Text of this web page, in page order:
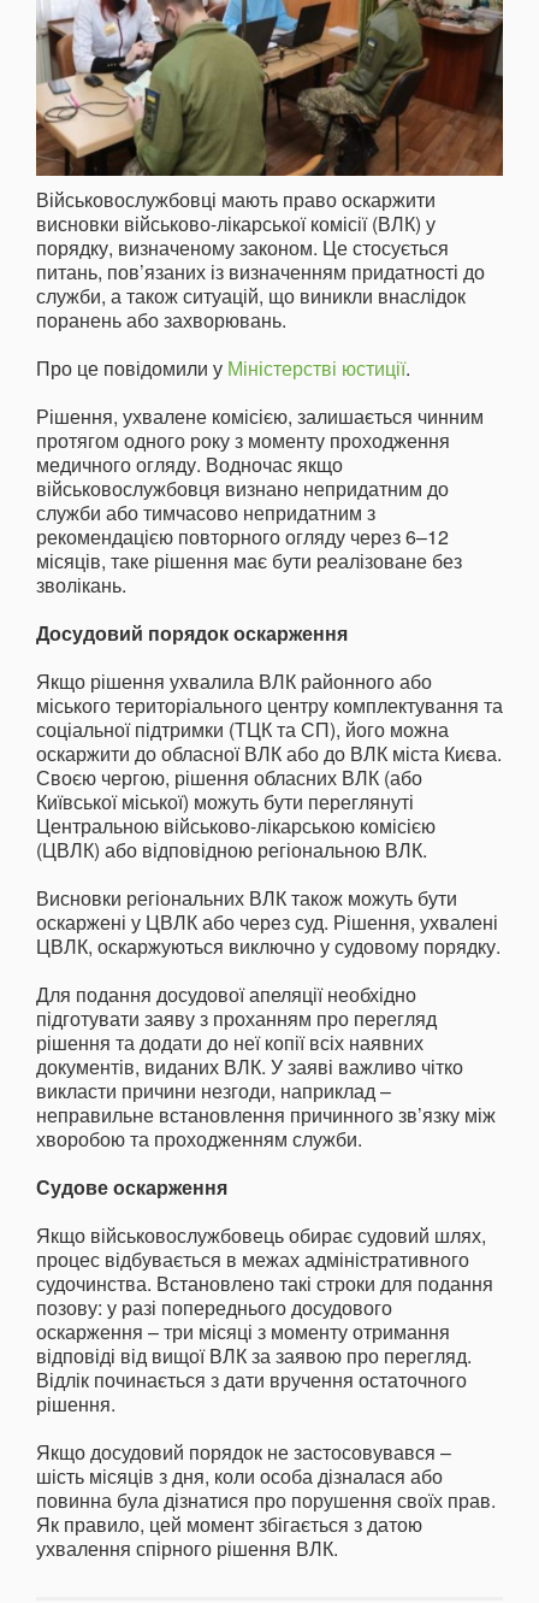
Військовослужбовці мають право оскаржити
висновки військово-лікарської комісії (ВЛК) у
порядку, визначеному законом. Це стосується
питань, пов’язаних із визначенням придатності до
служби, а також ситуацій, що виникли внаслідок
поранень або захворювань.
Про це повідомили у Міністерстві юстиції.
Рішення, ухвалене комісією, залишається чинним
протягом одного року з моменту проходження
медичного огляду. Водночас якщо
військовослужбовця визнано непридатним до
служби або тимчасово непридатним з
рекомендацією повторного огляду через 6–12
місяців, таке рішення має бути реалізоване без
зволікань.
Досудовий порядок оскарження
Якщо рішення ухвалила ВЛК районного або
міського територіального центру комплектування та
соціальної підтримки (ТЦК та СП), його можна
оскаржити до обласної ВЛК або до ВЛК міста Києва.
Своєю чергою, рішення обласних ВЛК (або
Київської міської) можуть бути переглянуті
Центральною військово-лікарською комісією
(ЦВЛК) або відповідною регіональною ВЛК.
Висновки регіональних ВЛК також можуть бути
оскаржені у ЦВЛК або через суд. Рішення, ухвалені
ЦВЛК, оскаржуються виключно у судовому порядку.
Для подання досудової апеляції необхідно
підготувати заяву з проханням про перегляд
рішення та додати до неї копії всіх наявних
документів, виданих ВЛК. У заяві важливо чітко
викласти причини незгоди, наприклад –
неправильне встановлення причинного зв’язку між
хворобою та проходженням служби.
Судове оскарження
Якщо військовослужбовець обирає судовий шлях,
процес відбувається в межах адміністративного
судочинства. Встановлено такі строки для подання
позову: у разі попереднього досудового
оскарження – три місяці з моменту отримання
відповіді від вищої ВЛК за заявою про перегляд.
Відлік починається з дати вручення остаточного
рішення.
Якщо досудовий порядок не застосовувався –
шість місяців з дня, коли особа дізналася або
повинна була дізнатися про порушення своїх прав.
Як правило, цей момент збігається з датою
ухвалення спірного рішення ВЛК.